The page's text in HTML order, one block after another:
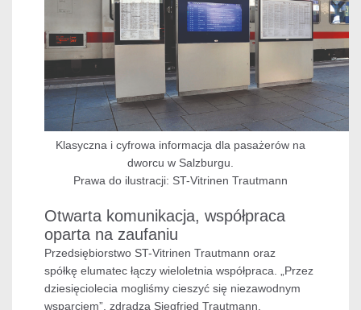
Klasyczna i cyfrowa informacja dla pasażerów na
dworcu w Salzburgu.
Prawa do ilustracji: ST-Vitrinen Trautmann
Otwarta komunikacja, współpraca
oparta na zaufaniu
Przedsiębiorstwo ST-Vitrinen Trautmann oraz
spółkę elumatec łączy wieloletnia współpraca. „Przez
dziesięciolecia mogliśmy cieszyć się niezawodnym
wsparciem”, zdradza Siegfried Trautmann.